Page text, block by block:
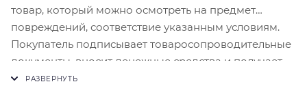
товар, который можно осмотреть на предмет
повреждений, соответствие указанным условиям.
Покупатель подписывает товаросопроводительные
документы, вносит денежные средства и получает
чек.